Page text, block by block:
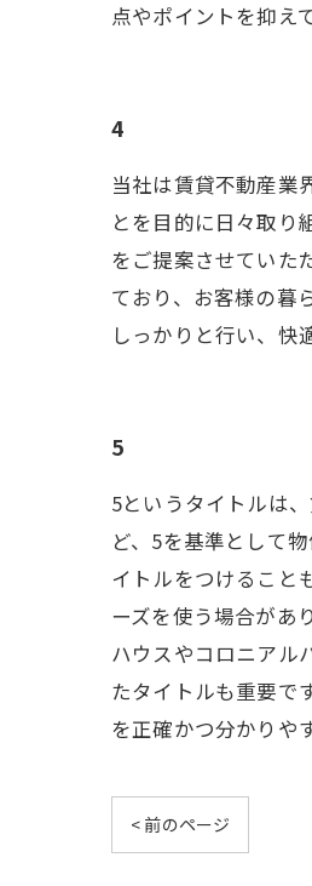
点やポイントを抑え
4
当社は賃貸不動産業
とを目的に日々取り
をご提案させていた
ており、お客様の暮
しっかりと行い、快
5
5というタイトルは
ど、5を基準として
イトルをつけること
ーズを使う場合があ
ハウスやコロニアル
たタイトルも重要で
を正確かつ分かりや
< 前のページ